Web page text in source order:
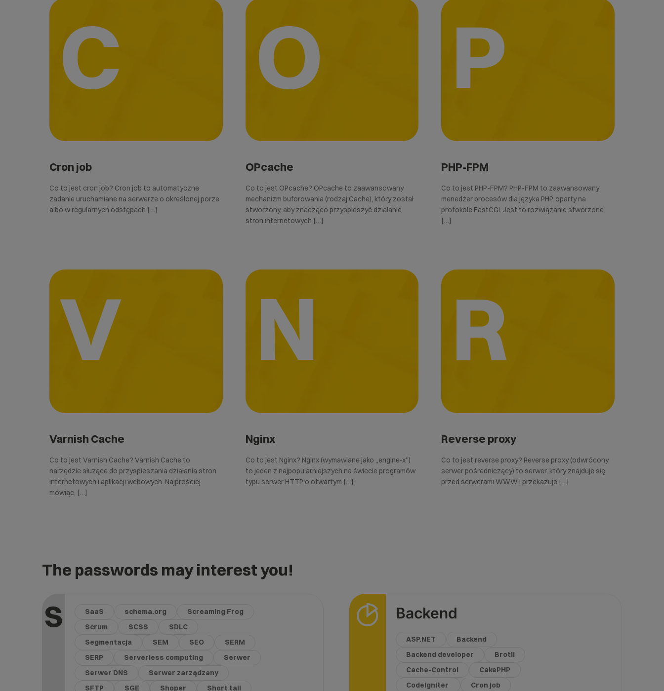
C
Cron job
Co to jest cron job? Cron job to automatyczne
zadanie uruchamiane na serwerze o określonej porze
albo w regularnych odstępach […]
O
OPcache
Co to jest OPcache? OPcache to zaawansowany
mechanizm buforowania (rodzaj Cache), który został
stworzony, aby znacząco przyspieszyć działanie
stron internetowych […]
P
PHP-FPM
Co to jest PHP-FPM? PHP-FPM to zaawansowany
menedżer procesów dla języka PHP, oparty na
protokole FastCGI. Jest to rozwiązanie stworzone
[…]
V
Varnish Cache
Co to jest Varnish Cache? Varnish Cache to
narzędzie służące do przyspieszania działania stron
internetowych i aplikacji webowych. Najprościej
mówiąc, […]
N
Nginx
Co to jest Nginx? Nginx (wymawiane jako „engine-x”)
to jeden z najpopularniejszych na świecie programów
typu serwer HTTP o otwartym […]
R
Reverse proxy
Co to jest reverse proxy? Reverse proxy (odwrócony
serwer pośredniczący) to serwer, który znajduje się
przed serwerami WWW i przekazuje […]
The passwords may interest you!
S SaaS schema.org
Screaming Frog
Scrum
SCSS
SDLC
Segmentacja
SEM SEO
SERM
SERP
Serverless computing
Serwer
Serwer DNS
Serwer zarządzany
SFTP
SGE Shoper Short tail
Backend
ASP.NET
Backend
Backend developer
Brotli
Cache-Control
CakePHP
CodeIgniter
Cron job